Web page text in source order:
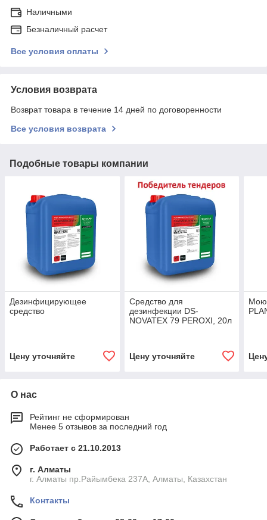
Наличными
Безналичный расчет
Все условия оплаты
Условия возврата
Возврат товара в течение 14 дней по договоренности
Все условия возврата
Подобные товары компании
Дезинфицирующее
средство
Цену уточняйте
Cредство для
дезинфекции DS-
NOVATEX 79 PEROXI, 20л
Цену уточняйте
О нас
Рейтинг не сформирован
Менее 5 отзывов за последний год
Работает с 21.10.2013
г. Алматы
г. Алматы пр.Райымбека 237А, Алматы, Казахстан
Контакты